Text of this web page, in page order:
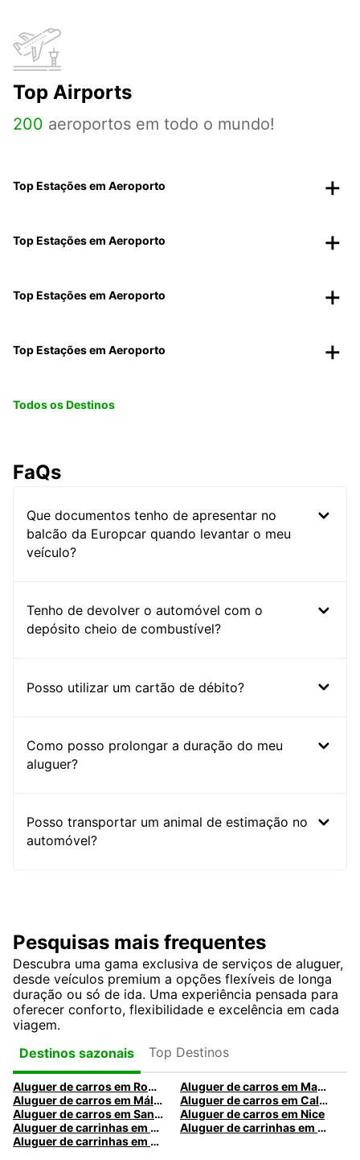
Top Airports
200 aeroportos em todo o mundo!
Top Estações em Aeroporto
Top Estações em Aeroporto
Top Estações em Aeroporto
Top Estações em Aeroporto
Todos os Destinos
FaQs
Que documentos tenho de apresentar no
balcão da Europcar quando levantar o meu
veículo?
Tenho de devolver o automóvel com o
depósito cheio de combustível?
Posso utilizar um cartão de débito?
Como posso prolongar a duração do meu
aluguer?
Posso transportar um animal de estimação no
automóvel?
Pesquisas mais frequentes
Descubra uma gama exclusiva de serviços de aluguer,
desde veículos premium a opções flexíveis de longa
duração ou só de ida. Uma experiência pensada para
oferecer conforto, flexibilidade e excelência em cada
viagem.
Destinos sazonais
Top Destinos
Aluguer de carros em Roma
Aluguer de carros em Madrid
Aluguer de carros em Málaga
Aluguer de carros em Caldas da Rainha
Aluguer de carros em Santa Maria da Feira
Aluguer de carros em Nice
Aluguer de carrinhas em Nice
Aluguer de carrinhas em Santa Maria da Feira
Aluguer de carrinhas em Caldas da Rainha